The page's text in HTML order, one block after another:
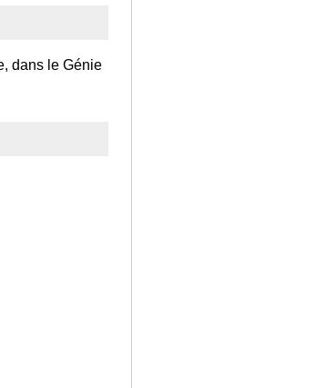
dans le Génie